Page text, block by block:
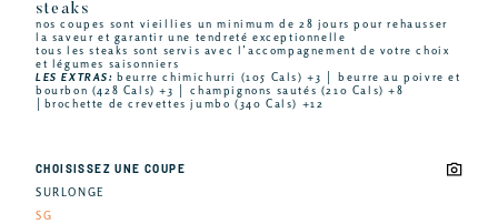
steaks
nos coupes sont vieillies un minimum de 28 jours pour rehausser
la saveur et garantir une tendreté exceptionnelle
tous les steaks sont servis avec l’accompagnement de votre choix
et légumes saisonniers
LES EXTRAS:beurre chimichurri (105 Cals) +3 │ beurre au poivre et
bourbon (428 Cals) +3 │ champignons sautés (210 Cals) +8
│brochette de crevettes jumbo (340 Cals) +12
CHOISISSEZ UNE COUPE
SURLONGE
SG